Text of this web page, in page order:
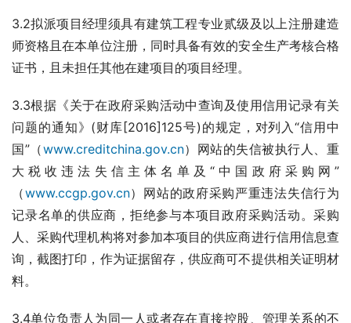
3.2拟派项目经理须具有建筑工程专业贰级及以上注册建造
师资格且在本单位注册，同时具备有效的安全生产考核合格
证书，且未担任其他在建项目的项目经理。
3.3根据《关于在政府采购活动中查询及使用信用记录有关
问题的通知》(财库[2016]125号)的规定，对列入“信用中
国”（www.creditchina.gov.cn）网站的失信被执行人、重
大税收违法失信主体名单及“中国政府采购网”
（www.ccgp.gov.cn）网站的政府采购严重违法失信行为
记录名单的供应商，拒绝参与本项目政府采购活动。采购
人、采购代理机构将对参加本项目的供应商进行信用信息查
询，截图打印，作为证据留存，供应商可不提供相关证明材
料。
3.4单位负责人为同一人或者存在直接控股、管理关系的不